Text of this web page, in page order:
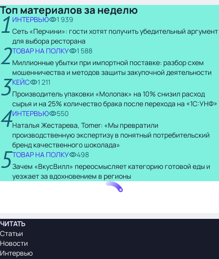
Топ материалов за неделю
1 ИНТЕРВЬЮ
1 939
Сеть «Перчини»: гости хотят получить убедительный аргумент
для выбора ресторана
2ТОВАР НА ПОЛКУ
1 588
Миллионные убытки при импортной поставке: разбор схем
мошенничества и методов защиты закупочной деятельности
3КЕЙС
1 211
Производитель упаковки «Молопак» на 10% снизил расход
сырья и на 25% количество брака после перехода на «1С:УНФ»
4ИНТЕРВЬЮ
550
Наталья Жестарева, Tomer: «Мы превратили
производственную экспертизу в понятный потребительский
бренд качественного шоколада»
5ТОВАР НА ПОЛКУ
498
Зачем «ВкусВилл» переосмысляет категорию готовой еды и
уезжает за вдохновением в регионы
ЧИТАТЬ
Статьи
Новости
Интервью